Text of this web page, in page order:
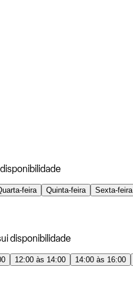
feira Quinta-feira Sexta-feira
disponibilidade
12:00 às 14:00 14:00 às 16:00